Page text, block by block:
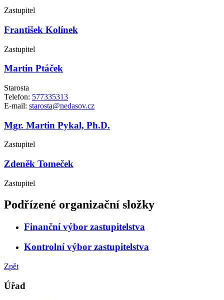
Zastupitel
František Kolínek
Zastupitel
Martin Ptáček
Starosta
Telefon: 577335313
E-mail: starosta@nedasov.cz
Mgr. Martin Pykal, Ph.D.
Zastupitel
Zdeněk Tomeček
Zastupitel
Podřízené organizační složky
Finanční výbor zastupitelstva
Kontrolní výbor zastupitelstva
Zpět
Úřad